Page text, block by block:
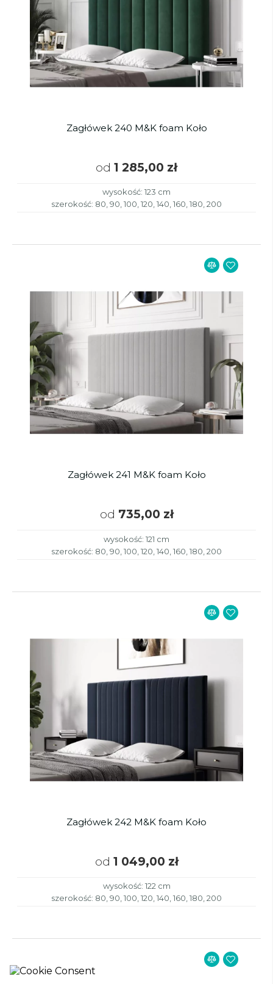
Zagłówek 240 M&K foam Koło
od 1 285,00 zł
wysokość: 123 cm
szerokość: 80, 90, 100, 120, 140, 160, 180, 200
Zagłówek 241 M&K foam Koło
od 735,00 zł
wysokość: 121 cm
szerokość: 80, 90, 100, 120, 140, 160, 180, 200
Zagłówek 242 M&K foam Koło
od 1 049,00 zł
wysokość: 122 cm
szerokość: 80, 90, 100, 120, 140, 160, 180, 200